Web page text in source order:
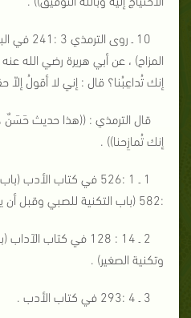
10 ـ روى
المزاح) ، عن أبي هريرة رضي الله
إنك تُداعِبُنا؟ قال : إني لا أقولُ إلاّ
قال الترمذي : ((هذا حديث حَسَنٌ
إنك تُمازِحنا)) .
:582 (باب التكنية للصبي وقبل أن يولَدَ للرجل) .
2 ـ 14 : 128 في كتاب
وتكنية الصغير) .
3 ـ 4 :293 في كتاب الأدب .